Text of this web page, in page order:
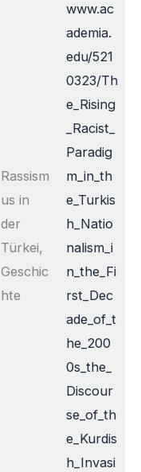
Rassism
us in
der
Türkei,
Geschic
hte
www.ac
ademia.
edu/521
0323/Th
e_Rising
_Racist_
Paradig
m_in_th
e_Turkis
h_Natio
nalism_i
n_the_Fi
rst_Dec
ade_of_t
he_200
0s_the_
Discour
se_of_th
e_Kurdis
h_Invasi